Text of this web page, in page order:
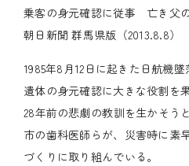
乗客の身元確認に従事 亡き父
朝日新聞 群馬県版（2013.8.8）
1985年8月12日に起きた日航機
遺体の身元確認に大きな役割を
28年前の悲劇の教訓を生かそう
市の歯科医師らが、災害時に素
づくりに取り組んでいる。